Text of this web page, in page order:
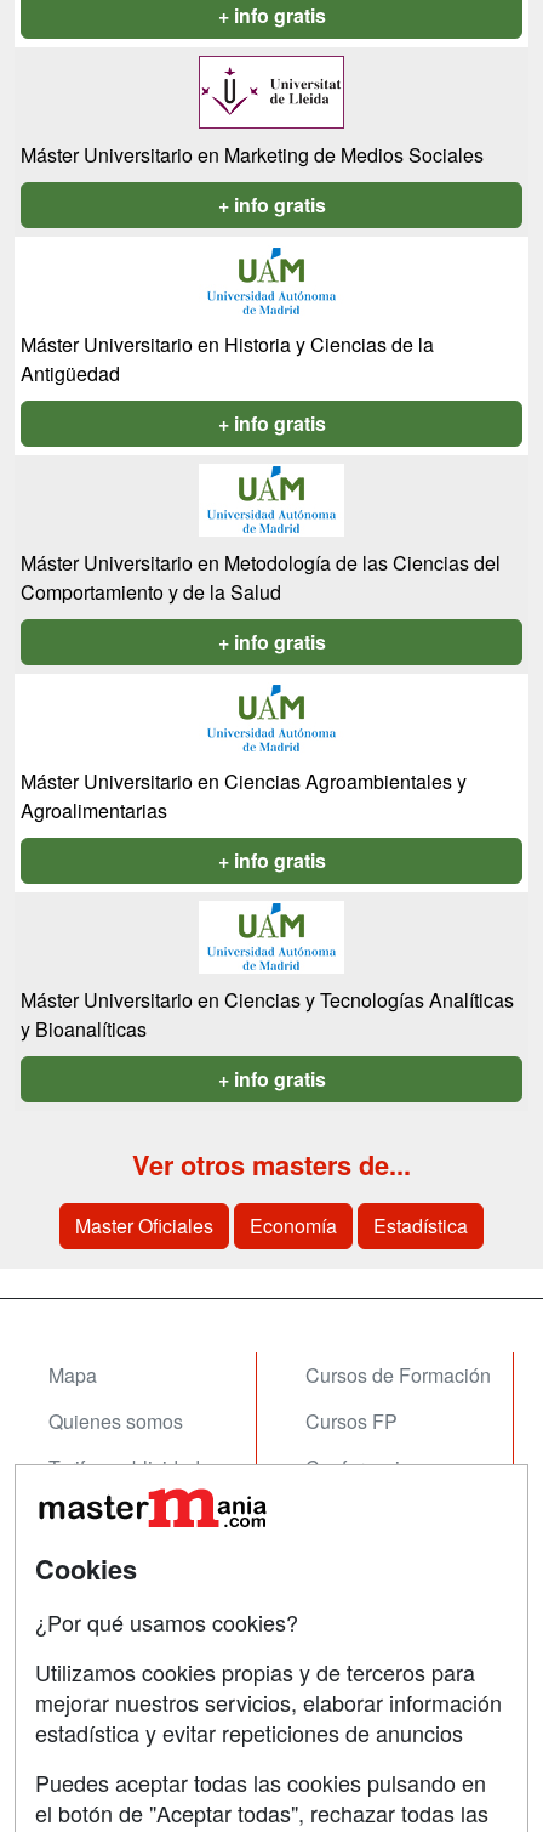
+ info gratis
Máster Universitario en Marketing de Medios Sociales
+ info gratis
Máster Universitario en Historia y Ciencias de la
Antigüedad
+ info gratis
Máster Universitario en Metodología de las Ciencias del
Comportamiento y de la Salud
+ info gratis
Máster Universitario en Ciencias Agroambientales y
Agroalimentarias
+ info gratis
Máster Universitario en Ciencias y Tecnologías Analíticas
y Bioanalíticas
+ info gratis
Ver otros masters de...
Master Oficiales Economía Estadística
Mapa
Quienes somos
Tarifas publicidad
Acceso Usuarios
Acceso Centros
Cursos de Formación
Cursos FP
Conferencias
Contactar
Confidencialidad
Aviso legal
Copyleft
Cookies
¿Por qué usamos cookies?
Utilizamos cookies propias y de terceros para
mejorar nuestros servicios, elaborar información
estadística y evitar repeticiones de anuncios
Puedes aceptar todas las cookies pulsando en
el botón de "Aceptar todas", rechazar todas las